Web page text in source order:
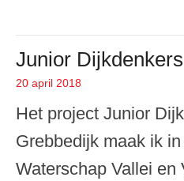
Junior Dijkdenkers
Geplaatst op
20 april 2018
Het project Junior
Grebbedijk maak ik
Waterschap Vallei en